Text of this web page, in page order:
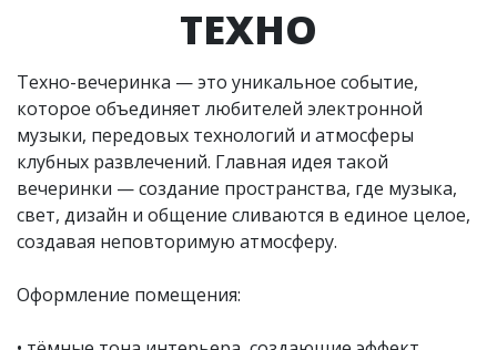
ТЕХНО
Техно-вечеринка — это уникальное событие,
которое объединяет любителей электронной
музыки, передовых технологий и атмосферы
клубных развлечений. Главная идея такой
вечеринки — создание пространства, где музыка,
свет, дизайн и общение сливаются в единое целое,
создавая неповторимую атмосферу.
Оформление помещения: